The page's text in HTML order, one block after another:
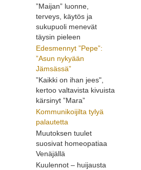
”Maijan” luonne,
terveys, käytös ja
sukupuoli menevät
täysin pieleen
Edesmennyt ”Pepe”:
”Asun nykyään
Jämsässä”
”Kaikki on ihan jees",
kertoo valtavista kivuista
kärsinyt ”Mara”
Kommunikoijilta tylyä
palautetta
Muutoksen tuulet
suosivat homeopatiaa
Venäjällä
Kuulennot – huijausta